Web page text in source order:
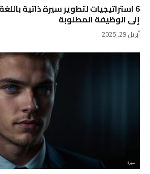
6 استراتيجيات لتطوير سيرة ذاتية
إلى الوظيفة المطلوبة
أبريل 29, 2025